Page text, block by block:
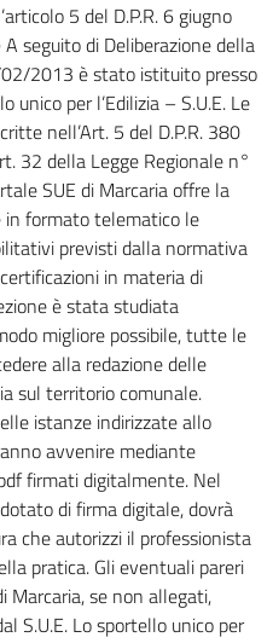
5 del D.P.R. 6 giugno
A seguito di Deliberazione della
2013 è stato istituito presso
unico per l’Edilizia – S.U.E. Le
nell’Art. 5 del D.P.R. 380
32 della Legge Regionale n°
SUE di Marcaria offre la
formato telematico le
previsti dalla normativa
in materia di
è stata studiata
migliore possibile, tutte le
alla redazione delle
sul territorio comunale.
istanze indirizzate allo
avvenire mediante
firmati digitalmente. Nel
di firma digitale, dovrà
che autorizzi il professionista
pratica. Gli eventuali pareri
Marcaria, se non allegati,
S.U.E. Lo sportello unico per